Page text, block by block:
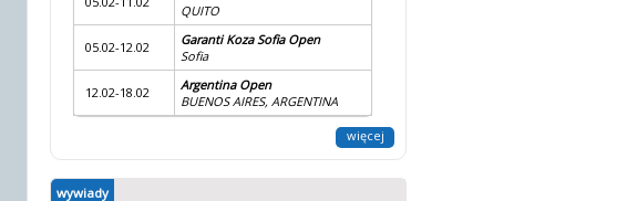
QUITO
05.02-12.02
Garanti Koza Sofia Open
Sofia
12.02-18.02
Argentina Open
BUENOS AIRES, ARGENTINA
więcej
wywiady